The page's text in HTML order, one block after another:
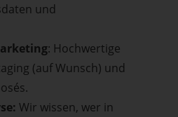
und
: Hochwertige
(auf Wunsch) und
Wir wissen, wer in